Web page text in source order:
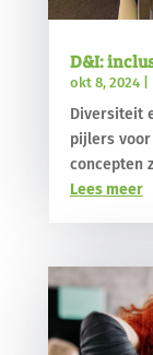
D&I:
okt 8, 2024|
Diversiteit
pijlers voor
concepten
Lees meer